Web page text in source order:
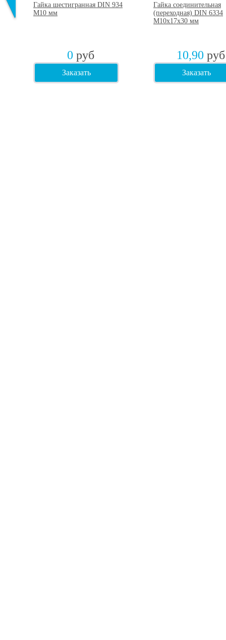
Гайка шестигранная DIN 934
М10 мм
0 руб
Заказать
Гайка соединительная
(переходная) DIN 6334
М10х17х30 мм
10,90 руб
Заказать